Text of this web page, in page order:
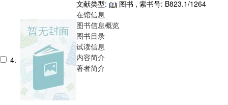
4.
文献类型:
图书 , 索书号: B823.1/1264
在馆信息
图书信息概览
图书目录
试读信息
内容简介
著者简介